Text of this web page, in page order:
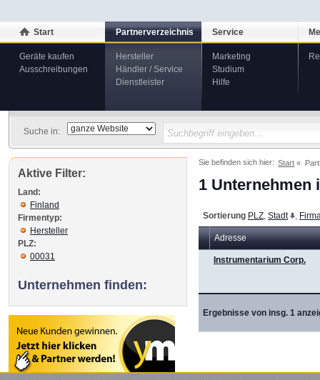
Start
Geräte kaufen
Ausschreibungen
Partnerverzeichnis
Hersteller
Händler / Service
Dienstleister
Service
Marketing
Studium
Hilfe
Suche in:
Sie befinden sich hier: Start
1 Unternehmen
Sortierung PLZ Stadt
Adresse
Ergebnisse von insg. 1
Instrumentarium Corp.
Aktive Filter:
Land:
Finland
Firmentyp:
Hersteller
PLZ:
00031
Unternehmen finden: